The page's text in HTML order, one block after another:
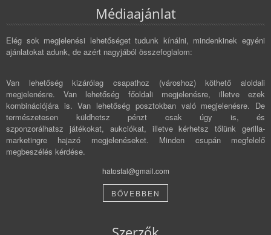
Médiaajánlat
Elég sok megjelenési lehetőséget tudunk kínálni, mindenkinek egyéni
ajánlatokat adunk, de azért nagyjából összefoglalom:
Van lehetőség kizárólag csapathoz (városhoz) köthető aloldali
megjelenésre. Van lehetőség főoldali megjelenésre, illetve ezek
kombinációjára is. Van lehetőség posztokban való megjelenésre. De
természetesen küldhetsz pénzt csak úgy is, és
szponzorálhatsz játékokat, aukciókat, illetve kérhetsz tőlünk gerilla-
marketingre hajazó megjelenéseket. Minden csupán megfelelő
megbeszélés kérdése.
hatosfal@gmail.com
BŐVEBBEN